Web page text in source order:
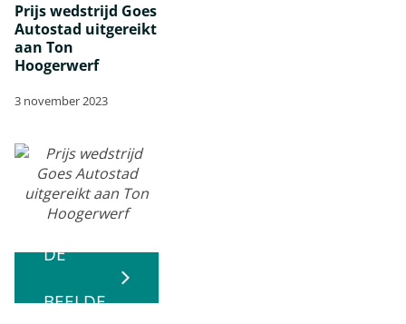
Prijs wedstrijd Goes
Autostad uitgereikt
aan Ton
Hoogerwerf
3 november 2023
BEKIJK
DE
BEELDE